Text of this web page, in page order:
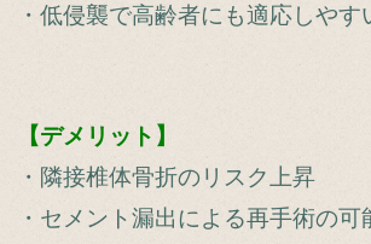
・低侵襲で高齢者にも適応しやす
【デメリット】
・隣接椎体骨折のリスク上昇
・セメント漏出による再手術の可